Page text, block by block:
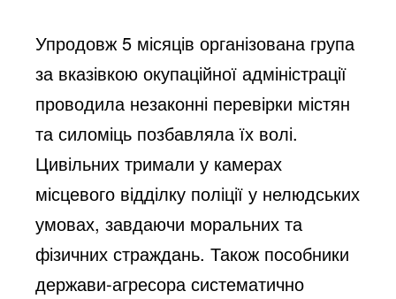
Упродовж 5 місяців організована група
за вказівкою окупаційної адміністрації
проводила незаконні перевірки містян
та силоміць позбавляла їх волі.
Цивільних тримали у камерах
місцевого відділку поліції у нелюдських
умовах, завдаючи моральних та
фізичних страждань. Також пособники
держави-агресора систематично